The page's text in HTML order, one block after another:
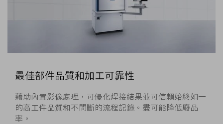
最佳部件品質和加工可靠性
藉助內置影像處理，可優化焊接結果並可信賴始終如一
的高工件品質和不間斷的流程記錄。盡可能降低廢品
率。